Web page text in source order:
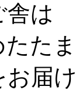
舎は
た
届